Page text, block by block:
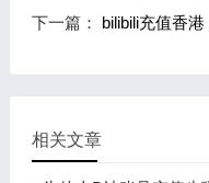
下一篇： bilibili充值香
相关文章